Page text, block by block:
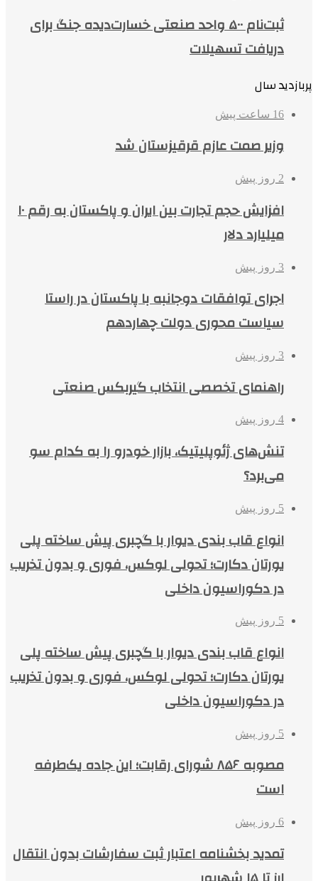
ثبت‌نام ۵۰۰ واحد صنعتی خسارت‌دیده جنگ برای
دریافت تسهیلات
پربازدید سال
16 ساعت پیش
وزیر صمت عازم قرقیزستان شد
2 روز پیش
افزایش حجم تجارت بین ایران و پاکستان به رقم ۱۰
میلیارد دلار
3 روز پیش
اجرای توافقات دوجانبه با پاکستان در راستا
سیاست محوری دولت چهاردهم
3 روز پیش
راهنمای تخصصی انتخاب گیربکس صنعتی
4 روز پیش
تنش‌های ژئوپلیتیک، بازار خودرو را به کدام سو
می‌برد؟
5 روز پیش
انواع قاب بندی دیوار با گچبری پیش ساخته پلی
یورتان دکارت؛ تحولی لوکس، فوری و بدون تخریب
در دکوراسیون داخلی
5 روز پیش
انواع قاب بندی دیوار با گچبری پیش ساخته پلی
یورتان دکارت؛ تحولی لوکس، فوری و بدون تخریب
در دکوراسیون داخلی
5 روز پیش
مصوبه ۸۵۶ شورای رقابت؛ این جاده یک‌طرفه
است
6 روز پیش
تمدید بخشنامه اعتبار ثبت سفارشات بدون انتقال